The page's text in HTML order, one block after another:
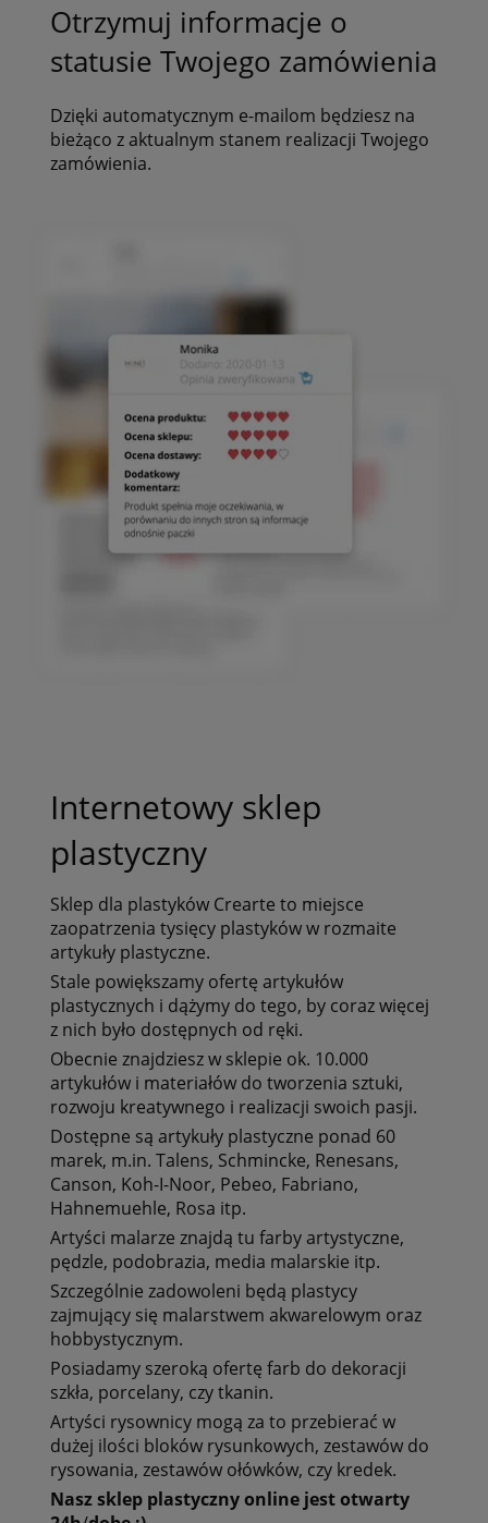
Otrzymuj informacje o
statusie Twojego zamówienia
Dzięki automatycznym e-mailom będziesz na
bieżąco z aktualnym stanem realizacji Twojego
zamówienia.
Internetowy sklep
plastyczny
Sklep dla plastykówCrearte to miejsce
zaopatrzenia tysięcy plastykóww rozmaite
artykuły plastyczne.
Stale powiększamy ofertę artykułów
plastycznych i dążymy do tego, by coraz więcej
z nich było dostępnych od ręki.
Obecnie znajdziesz w sklepie ok. 10.000
artykułów i materiałów do tworzenia sztuki,
rozwoju kreatywnego i realizacji swoich pasji.
Dostępne są artykuły plastyczne ponad 60
marek, m.in. Talens, Schmincke, Renesans,
Canson, Koh-I-Noor, Pebeo, Fabriano,
Hahnemuehle, Rosa itp.
Artyści malarze znajdą tu farby artystyczne,
pędzle, podobrazia, media malarskie itp.
Szczególnie zadowoleni będą plastycy
zajmujący się malarstwem akwarelowym oraz
hobbystycznym.
Posiadamy szeroką ofertę farb do dekoracji
szkła, porcelany, czy tkanin.
Artyści rysownicy mogą za to przebierać w
dużej ilości bloków rysunkowych, zestawów do
rysowania, zestawów ołówków, czy kredek.
Naszsklep plastycznyonline jestotwarty